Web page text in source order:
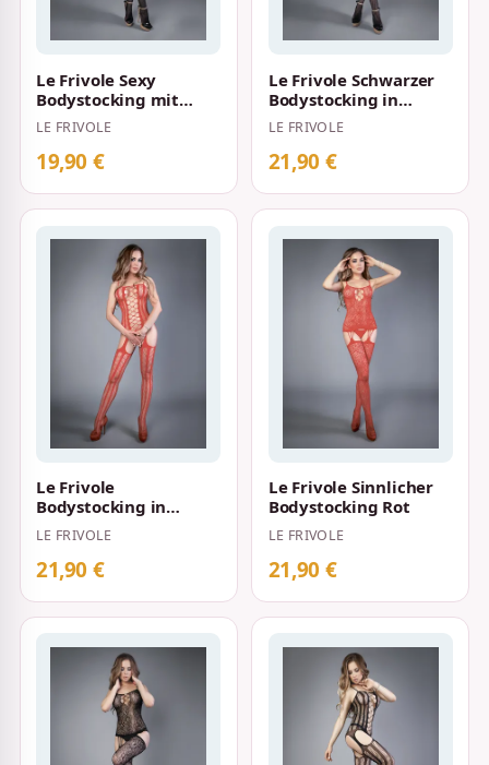
Le Frivole Sexy
Bodystocking mit
schwarzer
Spitzenoptik
LE FRIVOLE
19,90 €
Le Frivole Schwarzer
Bodystocking in
Netzoptik und
Rankenornamenten
LE FRIVOLE
21,90 €
Le Frivole
Bodystocking in
luftiger Netzoptik Rot
LE FRIVOLE
21,90 €
Le Frivole Sinnlicher
Bodystocking Rot
LE FRIVOLE
21,90 €